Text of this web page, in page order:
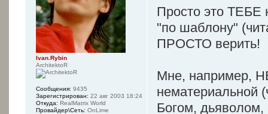
Просто это ТЕБЕ
"по шаблону"
ПРОСТО верить!
Мне, например,
нематериальной
Богом,
Ivan.Rybin
ArchitektoR
Сообщения: 9435
Зарегистрирован: 22 авг 2003 18:24
Откуда: RealMatrix World
Провайдер\Сеть: OnLime